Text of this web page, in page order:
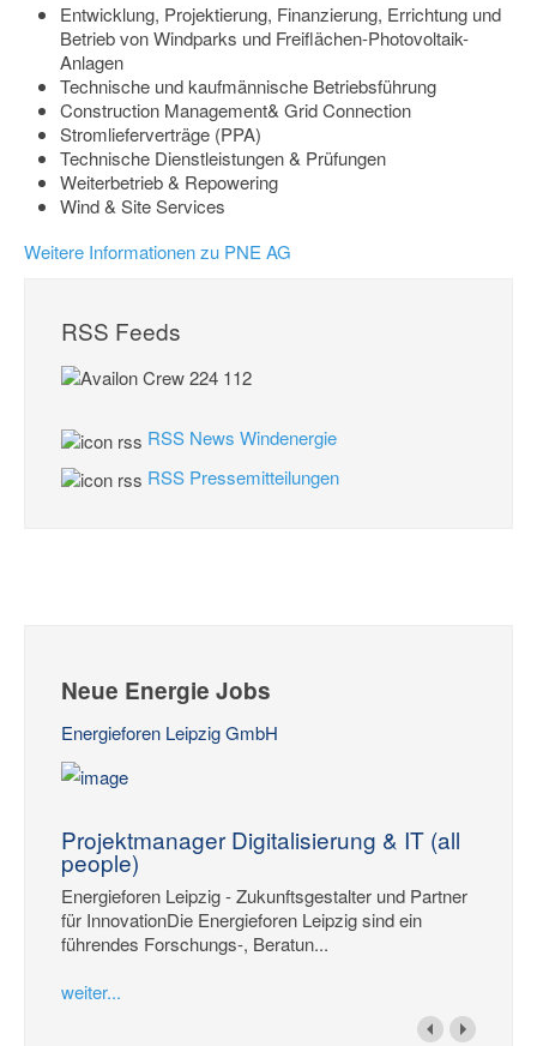
Entwicklung, Projektierung, Finanzierung, Errichtung und
Betrieb von Windparks und Freiflächen-Photovoltaik-
Anlagen
Technische und kaufmännische Betriebsführung
Construction Management& Grid Connection
Stromlieferverträge (PPA)
Technische Dienstleistungen & Prüfungen
Weiterbetrieb & Repowering
Wind & Site Services
Weitere Informationen zu PNE AG
RSS Feeds
RSS News Windenergie
RSS Pressemitteilungen
Neue Energie Jobs
Energieforen Leipzig GmbH
Projektmanager Digitalisierung & IT (all
people)
Energieforen Leipzig - Zukunftsgestalter und Partner
für InnovationDie Energieforen Leipzig sind ein
führendes Forschungs-, Beratun...
weiter...